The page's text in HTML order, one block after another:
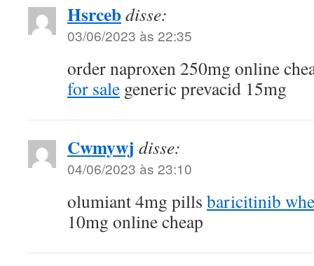
Hsrcebdisse:
03/06/2023 às 22:35
order naproxen 250mg online
for sale generic prevacid 15mg
Cwmywj disse:
04/06/2023 às 23:10
olumiant 4mg pills baricitinib
10mg online cheap